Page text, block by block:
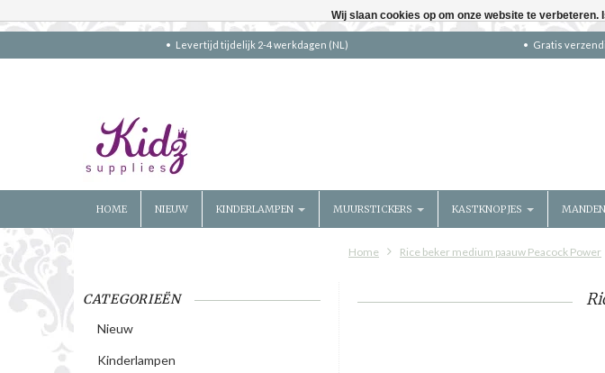
Levertijd tijdelijk 2-4 werkdagen (NL) Gratis
HOME NIEUW KINDERLAMPEN MUURSTICKERS KASTKNOPJES MANDEN
Home Rice beker medium paauw Peacock Power
CATEGORIEËN
Nieuw
Kinderlampen
Wij slaan cookies op om onze website te verbeteren.